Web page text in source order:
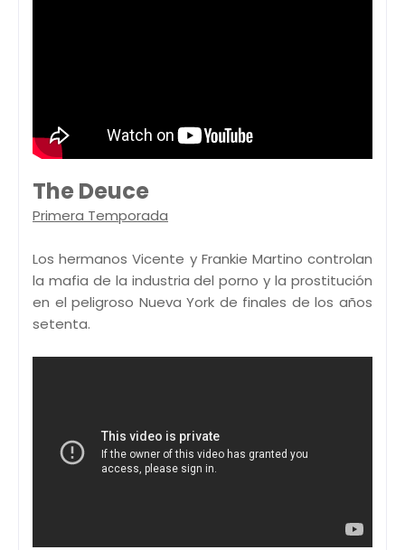
The Deuce
Primera Temporada
Los hermanos Vicente y Frankie Martino controlan
la mafia de la industria del porno y la prostitución
en el peligroso Nueva York de finales de los años
setenta.